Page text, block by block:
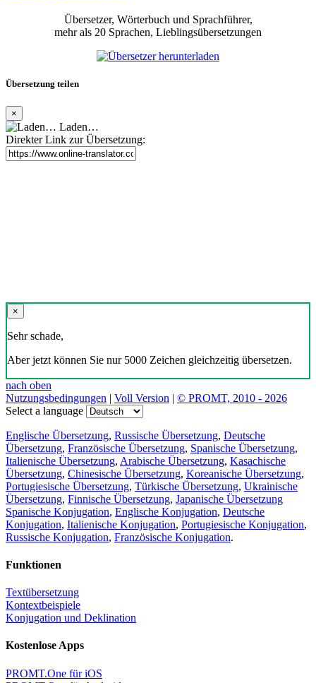
Übersetzer, Wörterbuch und Sprachführer,
mehr als 20 Sprachen, Lieblingsübersetzungen
Übersetzung teilen
×
Laden…
Direkter Link zur Übersetzung:
×
Sehr schade,
Aber jetzt können Sie nur 5000 Zeichen gleichzeitig übersetzen.
nach oben
Nutzungsbedingungen | Voll Version | © PROMT, 2010 - 2026
Select a language
Englische Übersetzung, Russische Übersetzung, Deutsche
Übersetzung, Französische Übersetzung, Spanische Übersetzung,
Italienische Übersetzung, Arabische Übersetzung, Kasachische
Übersetzung, Chinesische Übersetzung, Koreanische Übersetzung,
Portugiesische Übersetzung, Türkische Übersetzung, Ukrainische
Übersetzung, Finnische Übersetzung, Japanische Übersetzung
Spanische Konjugation, Englische Konjugation, Deutsche
Konjugation, Italienische Konjugation, Portugiesische Konjugation,
Russische Konjugation, Französische Konjugation.
Funktionen
Textübersetzung
Kontextbeispiele
Konjugation und Deklination
Kostenlose Apps
PROMT.One für iOS